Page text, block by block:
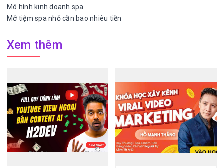
Mô hình kinh doanh spa
Mở tiệm spa nhỏ cần bao nhiêu tiền
Xem thêm